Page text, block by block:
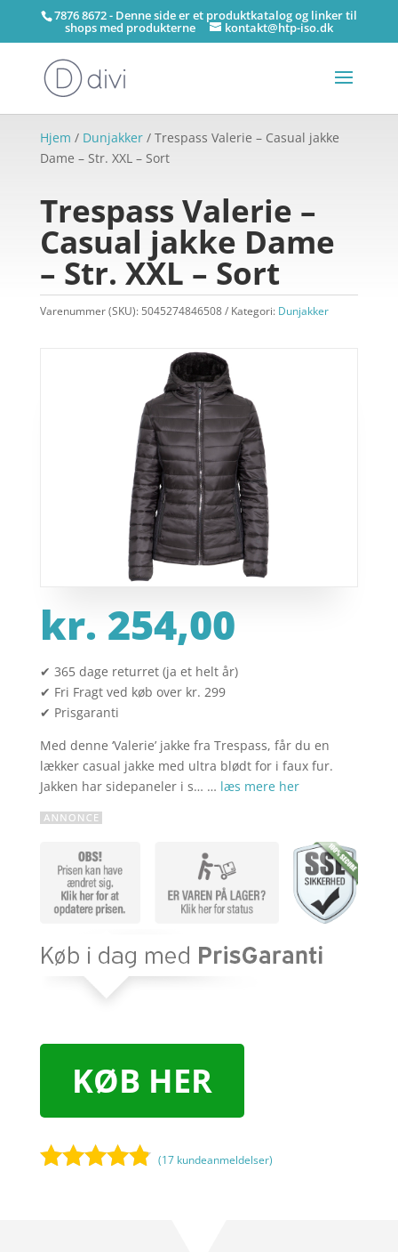
7876 8672 - Denne side er et produktkatalog og linker til
shops med produkterne kontakt@htp-iso.dk
Hjem / Dunjakker/ Trespass Valerie – Casual jakke
Dame – Str. XXL – Sort
Trespass Valerie –
Casual jakke Dame
– Str. XXL – Sort
Varenummer (SKU): 5045274846508 Kategori: Dunjakker
kr. 254,00
✔ 365 dage returret (ja et helt år)
✔ Fri Fragt ved køb over kr. 299
✔ Prisgaranti
Med denne ‘Valerie’ jakke fra Trespass, får du en
lækker casual jakke med ultra blødt for i faux fur.
Jakken har sidepaneler i s… … læs mere her
KØB HER
(17 kundeanmeldelser)